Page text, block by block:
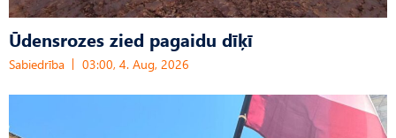
Ūdensrozes zied pagaidu dīķī
Sabiedrība 03:00, 4. Aug, 2026